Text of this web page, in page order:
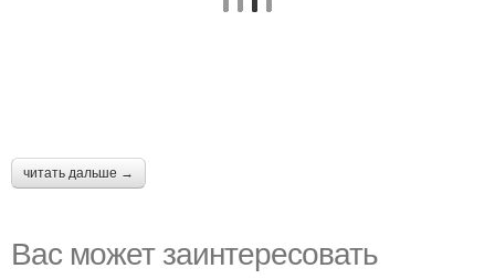
читать дальше →
Вас может заинтересовать